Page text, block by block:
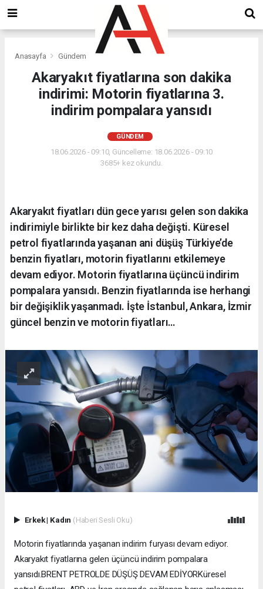
Anasayfa Gündem
Akaryakıt fiyatlarına son dakika
indirimi: Motorin fiyatlarına 3.
indirim pompalara yansıdı
GÜNDEM
18.06.2026 - 09:10, Güncelleme: 18.06.2026 - 09:10
3685+ kez okundu.
Akaryakıt fiyatları dün gece yarısı gelen son dakika
indirimiyle birlikte bir kez daha değişti. Küresel
petrol fiyatlarında yaşanan ani düşüş Türkiye’de
benzin fiyatları, motorin fiyatlarını etkilemeye
devam ediyor. Motorin fiyatlarına üçüncü indirim
pompalara yansıdı. Benzin fiyatlarında ise herhangi
bir değişiklik yaşanmadı. İşte İstanbul, Ankara, İzmir
güncel benzin ve motorin fiyatları…
Erkek| Kadın (Haberi Sesli Oku)
Motorin fiyatlarında yaşanan indirim furyası devam ediyor.
Akaryakıt fiyatlarına gelen üçüncü indirim pompalara
yansıdı.BRENT PETROLDE DÜŞÜŞ DEVAM EDİYORKüresel